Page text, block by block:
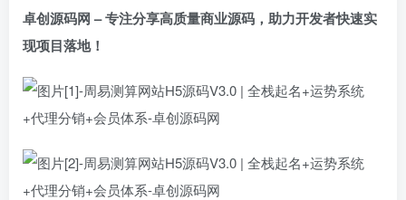
卓创源码网 – 专注分享高质量商业源码，助力开发者快速实
现项目落地！